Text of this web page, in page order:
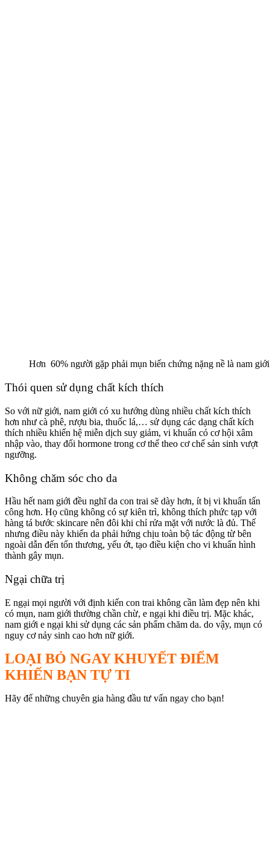
Hơn 60% người gặp phải mụn biến chứng nặng nề là nam giới
Thói quen sử dụng chất kích thích
So với nữ giới, nam giới có xu hướng dùng nhiều chất kích thích
hơn như cà phê, rượu bia, thuốc lá,… sử dụng các dạng chất kích
thích nhiều khiến hệ miễn dịch suy giảm, vi khuẩn có cơ hội xâm
nhập vào, thay đổi hormone trong cơ thể theo cơ chế sản sinh vượt
ngưỡng.
Không chăm sóc cho da
Hầu hết nam giới đều nghĩ da con trai sẽ dày hơn, ít bị vi khuẩn tấn
công hơn. Họ cũng không có sự kiên trì, không thích phức tạp với
hàng tá bước skincare nên đôi khi chỉ rửa mặt với nước là đủ. Thế
nhưng điều này khiến da phải hứng chịu toàn bộ tác động từ bên
ngoài dẫn đến tổn thương, yếu ớt, tạo điều kiện cho vi khuẩn hình
thành gây mụn.
Ngại chữa trị
E ngại mọi người với định kiến con trai không cần làm đẹp nên khi
có mụn, nam giới thường chần chừ, e ngại khi điều trị. Mặc khác,
nam giới e ngại khi sử dụng các sản phẩm chăm da. do vậy, mụn có
nguy cơ nảy sinh cao hơn nữ giới.
LOẠI BỎ NGAY KHUYẾT ĐIỂM
KHIẾN BẠN TỰ TI
Hãy để những chuyên gia hàng đầu tư vấn ngay cho bạn!